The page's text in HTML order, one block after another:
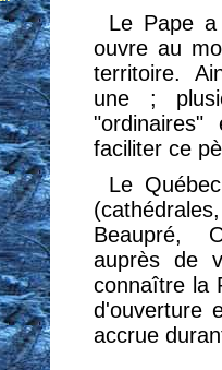
Le Pape a
ouvre au
territoire.
une ;
faciliter ce
Le
Beaupré,
auprès de
connaître la
d'ouverture
accrue